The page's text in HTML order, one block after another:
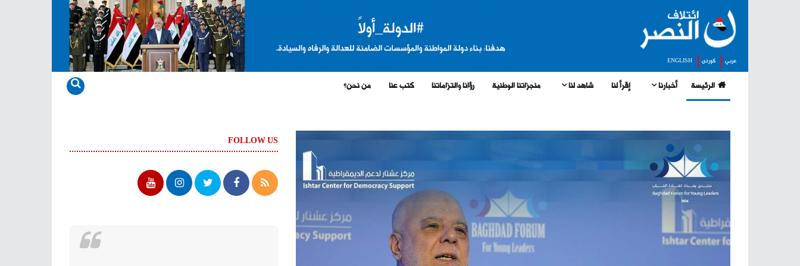
ENGLISH كوردى عربي
الرئيسة أخبارنا إقرأ لنا شاهد لنا منجزاتنا الوطنية رؤانا والتزاماتنا كتب عنا من نحن؟
FOLLOW US